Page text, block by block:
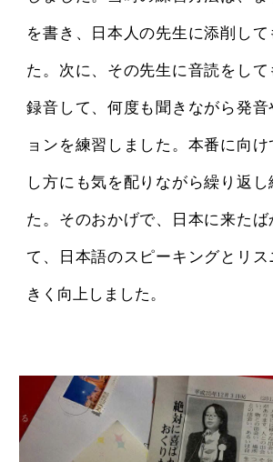
を書き、日本人の先生に添削し
た。次に、その先生に音読をし
録音して、何度も聞きながら発
ョンを練習しました。本番に向
し方にも気を配りながら繰り返
た。そのおかげで、日本に来た
て、日本語のスピーキングとリ
きく向上しました。